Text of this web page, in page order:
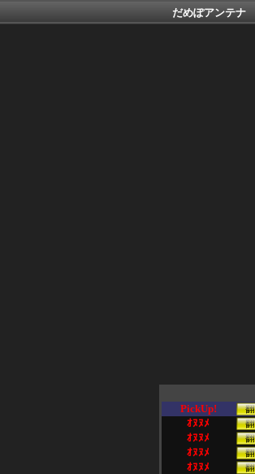
だめぽアンテナ
PickUp!
ｵﾇﾇﾒ
ｵﾇﾇﾒ
ｵﾇﾇﾒ
ｵﾇﾇﾒ